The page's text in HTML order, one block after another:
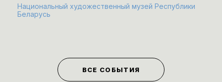
Национальный художественный музей Республики
Беларусь
ВСЕ СОБЫТИЯ